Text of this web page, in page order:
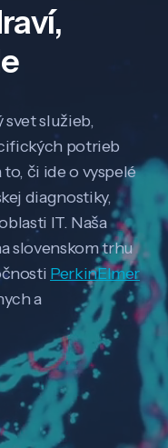
svet služieb,
potrieb
či ide o vyspelé
diagnostiky,
IT. Naša
slovenskom trhu
PerkinElmer
a